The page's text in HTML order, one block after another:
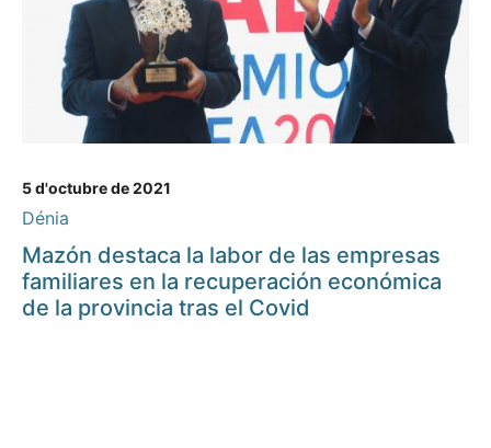
5 d'octubre de 2021
Dénia
Mazón destaca la labor de las empresas
familiares en la recuperación económica
de la provincia tras el Covid